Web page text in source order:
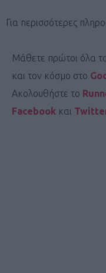
Για περισσότερες
Μάθετε πρώτοι όλα
και τον κόσμο στο
Ακολουθήστε το
Facebook και